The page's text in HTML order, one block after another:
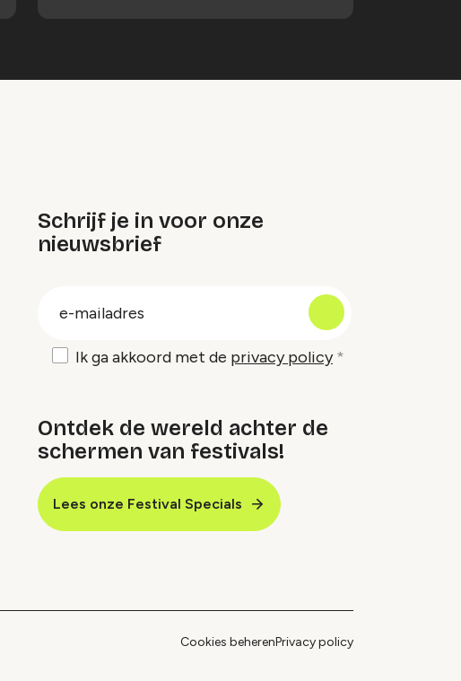
Schrijf je in voor onze
nieuwsbrief
Ik ga akkoord met de privacy policy
Ontdek de wereld achter de
schermen van festivals!
Lees onze Festival Specials
Cookies beherenPrivacy policy